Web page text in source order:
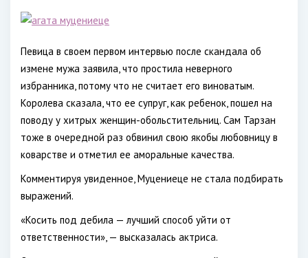
Певица в своем первом интервью после скандала об
измене мужа заявила, что простила неверного
избранника, потому что не считает его виноватым.
Королева сказала, что ее супруг, как ребенок, пошел на
поводу у хитрых женщин-обольстительниц. Сам Тарзан
тоже в очередной раз обвинил свою якобы любовницу в
коварстве и отметил ее аморальные качества.
Комментируя увиденное, Муцениеце не стала подбирать
выражений.
«Косить под дебила — лучший способ уйти от
ответственности», — высказалась актриса.